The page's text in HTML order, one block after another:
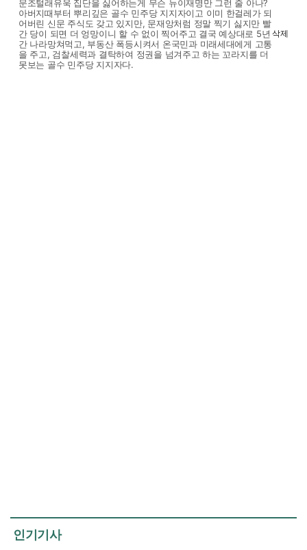
문조털래유욱 집단을 싫어하는게 무슨 뉴이재명만 그런 줄 아나?
아버지때부터 뿌리깊은 골수 민주당 지지자이고 이미 한걸레가 되
어버린 신문 주식도 갖고 있지만, 문재앙처럼 정말 찍기 싫지만 빨
간 당이 되면 더 엉망이니 할 수 없이 찍어주고 결국 예상대로 5년
간 나라망쳐먹고, 부동산 폭등시켜서 온국민과 미래세대에게 고통
을 주고, 검찰세력과 결탁하여 정권을 넘겨주고 하는 꼬라지를 더
못보는 골수 민주당 지지자다.
삭제
인기기사